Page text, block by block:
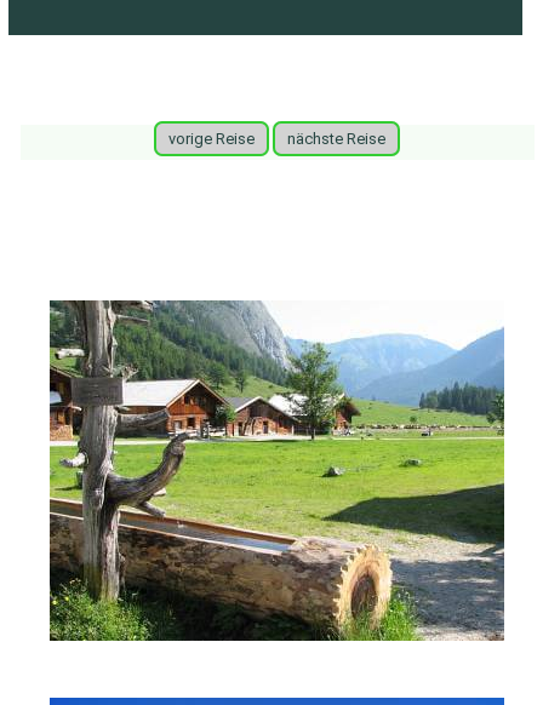
vorige Reise nächste Reise